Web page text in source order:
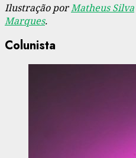
Ilustração porMatheus Silva
Marques.
Colunista